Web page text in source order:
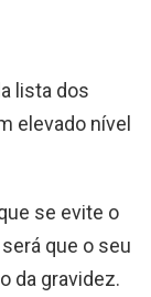
lista dos
elevado nível
se evite o
que o seu
da gravidez.